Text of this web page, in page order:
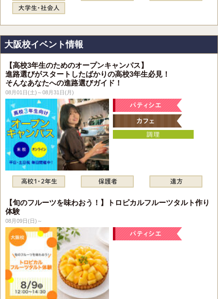
大阪校イベント情報
【高校3年生のためのオープンキャンパス】
進路選びがスタートしたばかりの高校3年生必見！
そんなあなたへの進路選びガイド！
08月01日(土)～08月31日(月)
【旬のフルーツを味わおう！】トロピカルフルーツタルト作り
体験
08月09日(日)～